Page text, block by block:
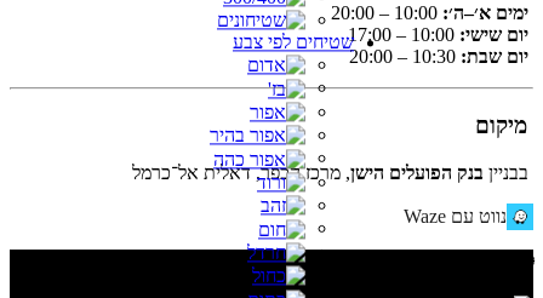
שטיחים לפי צבע
ימים א׳–ה׳:
יום שישי:
יום שבת:
מיקום
בבניין בנק הפועלים הישן, מרכז הכפר, דאלית אל־כרמל
נווט עם Waze
🌐 האתר פותח על ידי KeyOneSecurity 054-740-6736 | Instagram|
office@key1sec.tech | www.key1sec.tech